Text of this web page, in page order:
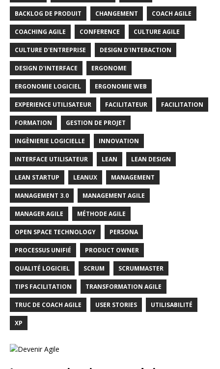
BACKLOG DE PRODUIT CHANGEMENT COACH AGILE
COACHING AGILE CONFERENCE CULTURE AGILE
CULTURE D'ENTREPRISE DESIGN D'INTERACTION
DESIGN D'INTERFACE ERGONOME
ERGONOMIE LOGICIEL ERGONOMIE WEB
EXPERIENCE UTILISATEUR FACILITATEUR FACILITATION
FORMATION GESTION DE PROJET
INGÈNIERIE LOGICIELLE INNOVATION
INTERFACE UTILISATEUR LEAN LEAN DESIGN
LEAN STARTUP LEANUX MANAGEMENT
MANAGEMENT 3.0 MANAGEMENT AGILE
MANAGER AGILE MÉTHODE AGILE
OPEN SPACE TECHNOLOGY PERSONA
PROCESSUS UNIFIÉ PRODUCT OWNER
QUALITÉ LOGICIEL SCRUM SCRUMMASTER
TIPS FACILITATION TRANSFORMATION AGILE
TRUC DE COACH AGILE USER STORIES UTILISABILITÉ
XP